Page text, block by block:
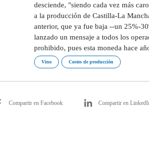
desciende, "siendo cada vez más
a la producción de Castilla-La
anterior, que ya fue baja --un 25%-
lanzado un mensaje a todos los
prohibido, pues esta moneda hace
Vino Costes de producción
Compartir en Facebook Compartir en